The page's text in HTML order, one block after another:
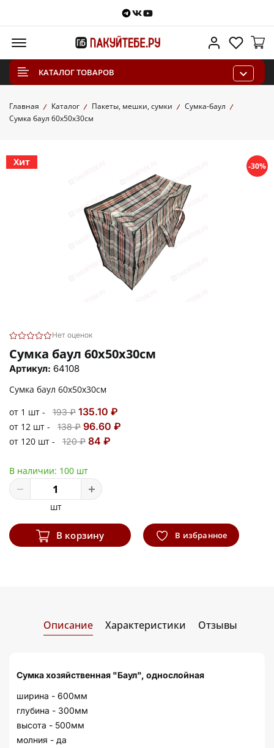
Telegram
VKontakte
Youtube
Личный
КАТАЛОГ ТОВАРОВ
Главная Каталог Пакеты, мешки, сумки
Сумка-баул
Сумка баул 60х50х30см
Хит -30%
Нет оценок
Сумка баул 60х50х30см
Артикул: 64108
Сумка баул 60х50х30см
от 1 шт -
193 ₽ 135.10 ₽
от 12 шт - 138 ₽ 96.60 ₽
от 120 шт - 120 ₽ 84 ₽
В наличии: 100 шт
шт
В корзину В избранное
Описание Характеристики Отзывы
Сумка хозяйственная "Баул", однослойная
ширина - 600мм
глубина - 300мм
высота - 500мм
молния - да